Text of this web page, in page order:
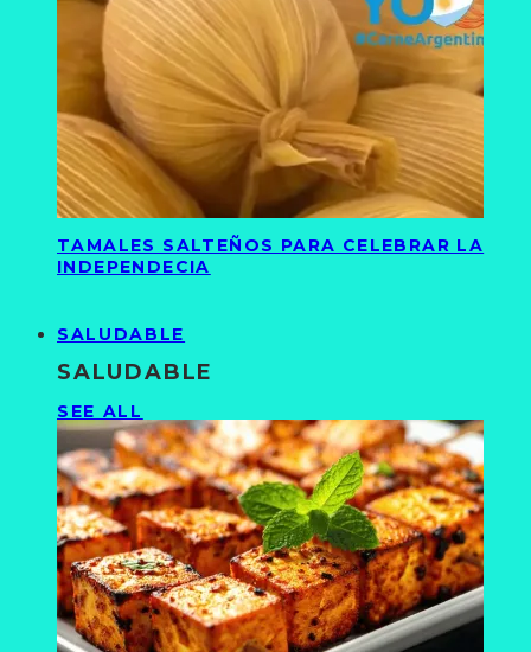
TAMALES SALTEÑOS PARA CELEBRAR LA
INDEPENDECIA
SALUDABLE
SALUDABLE
SEE ALL